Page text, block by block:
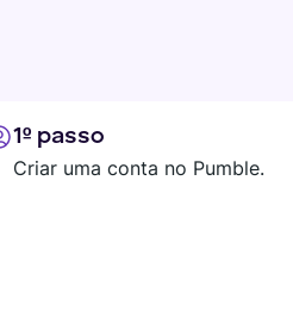
1º passo
Criar uma conta no Pumble.